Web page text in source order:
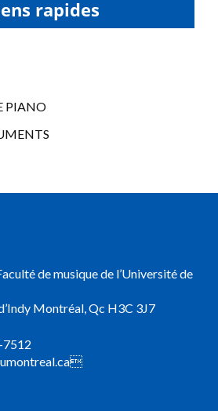
rapides
PIANO
de musique de l’Université de
Montréal, Qc H3C 3J7
7512
